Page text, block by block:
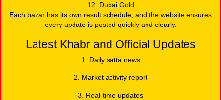
12. Dubai Gold
Each bazar has its own result schedule, and the website ensures
every update is posted quickly and clearly.
Latest Khabr and Official Updates
1. Daily satta news
2. Market activity report
3. Real-time updates